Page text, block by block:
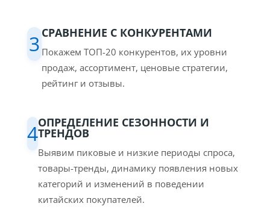
3 СРАВНЕНИЕ С КОНКУРЕНТАМИ
Покажем ТОП-20 конкурентов, их уровни
продаж, ассортимент, ценовые стратегии,
рейтинг и отзывы.
4ОПРЕДЕЛЕНИЕ СЕЗОННОСТИ И
ТРЕНДОВ
Выявим пиковые и низкие периоды спроса,
товары-тренды, динамику появления новых
категорий и изменений в поведении
китайских покупателей.